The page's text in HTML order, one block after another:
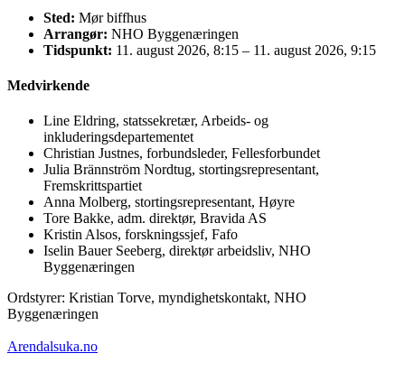
Sted: Mør biffhus
Arrangør: NHO Byggenæringen
Tidspunkt: 11. august 2026, 8:15 – 11. august 2026, 9:15
Medvirkende
Line Eldring, statssekretær, Arbeids- og
inkluderingsdepartementet
Christian Justnes, forbundsleder, Fellesforbundet
Julia Brännström Nordtug, stortingsrepresentant,
Fremskrittspartiet
Anna Molberg, stortingsrepresentant, Høyre
Tore Bakke, adm. direktør, Bravida AS
Kristin Alsos, forskningssjef, Fafo
Iselin Bauer Seeberg, direktør arbeidsliv, NHO
Byggenæringen
Ordstyrer: Kristian Torve, myndighetskontakt, NHO
Byggenæringen
Arendalsuka.no